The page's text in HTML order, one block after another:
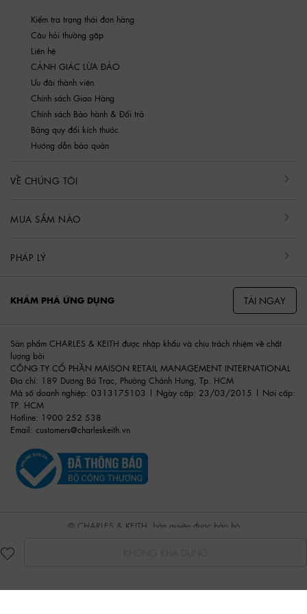
Kiểm tra trạng thái đơn hàng
Câu hỏi thường gặp
Liên hệ
CẢNH GIÁC LỪA ĐẢO
Ưu đãi thành viên
Chính sách Giao Hàng
Chính sách Bảo hành & Đổi trả
Bảng quy đổi kích thước
Hướng dẫn bảo quản
VỀ CHÚNG TÔI
MUA SẮM NÀO
PHÁP LÝ
KHÁM PHÁ ỨNG DỤNG TẢI NGAY
Sản phẩm CHARLES & KEITH được nhập khẩu và chịu trách nhiệm về chất
lượng bởi
CÔNG TY CỔ PHẦN MAISON RETAIL MANAGEMENT INTERNATIONAL
Địa chỉ: 189 Dương Bá Trạc, Phường Chánh Hưng, Tp. HCM
Mã số doanh nghiệp: 0313175103 | Ngày cấp: 23/03/2015 | Nơi cấp:
TP. HCM
Hotline: 1900 252 538
Email: customers@charleskeith.vn
© CHARLES & KEITH, bản quyền được bảo hộ